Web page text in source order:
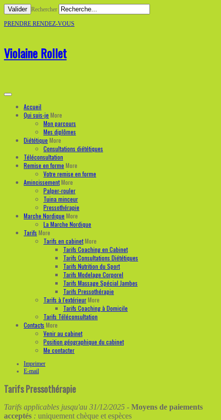
Valider Rechercher
PRENDRE RENDEZ-VOUS
Violaine Rollet
Accueil
Qui suis-je More
Mon parcours
Mes diplômes
Diététique More
Consultations diététiques
Téléconsultation
Remise en forme More
Votre remise en forme
AmincissementMore
Palper-rouler
Tuina minceur
Pressothérapie
Marche Nordique More
La Marche Nordique
Tarifs More
Tarifs en cabinetMore
Tarifs Coaching en Cabinet
Tarifs Consultations Diététiques
Tarifs Nutrition du Sport
Tarifs Modelage Corporel
Tarifs Massage Spécial Jambes
Tarifs Pressothérapie
Tarifs à l'extérieurMore
Tarifs Coaching à Domicile
Tarifs Téléconsultation
Contacts More
Venir au cabinet
Position géographique du cabinet
Me contacter
Imprimer
E-mail
Tarifs Pressothérapie
Tarifs applicables jusqu'au 31/12/2025 - Moyens de paiements
acceptés : uniquement chèque et espèces